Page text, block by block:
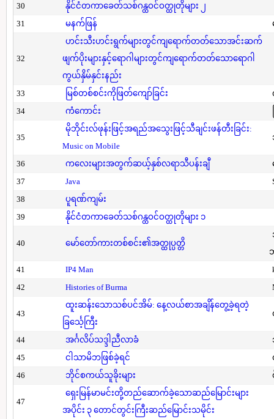
30
နိုင်ငံတကာခေတ်သစ်ဂန္ထဝင်ဝတ္ထုတိုများ ၂
31
မနက်ဖြန်
32
ဟင်းသီးဟင်းရွက်များတွင်ကျရောက်တတ်သောအင်းဆက်
ဖျက်ပိုးများနှင့်ရောဂါများတွင်ကျရောက်တတ်သောရောဂါ
ကွယ်နှိမ်နှင်းနည်း
33
မြစ်တစ်စင်းကိုဖြတ်ကျော်ခြင်း
34
ကံကောင်း
35
မိုဘိုင်းလ်ဖုန်းဖြင့်အရည်အသွေးဖြင့်သီချင်းဖန်တီးခြင်း:
Music on Mobile
36 ကလေးများအတွက်ဆယ့်နှစ်လရာသီပန်းချီ
37
Java
38
ပူရဏ်ကျမ်း
39
နိုင်ငံတကာခေတ်သစ်ဂန္ထဝင်ဝတ္ထုတိုများ ၁
40 မော်တော်ကားတစ်စင်း၏အတ္ထုပ္ပတ္တိ
41
IP4 Man
42
Histories of Burma
43
ထူးဆန်းသောသစ်ပင်အိမ်: နေ့လယ်စာအချိန်တွေ့ခဲ့ရတဲ့
ခြင်္သေ့ကြီး
44 အင်္ဂလိပ်သဒ္ဒါညီလာခံ
45
ငါသာမိဘဖြစ်ခဲ့ရင်
46
ဘိုင်စကယ်သူခိုးများ
47
ရှေးမြန်မာမင်းတို့တည်ဆောက်ခဲ့သောဆည်မြောင်းများ
အပိုင်း ၃ တောင်တွင်းကြီးဆည်မြောင်းသမိုင်း